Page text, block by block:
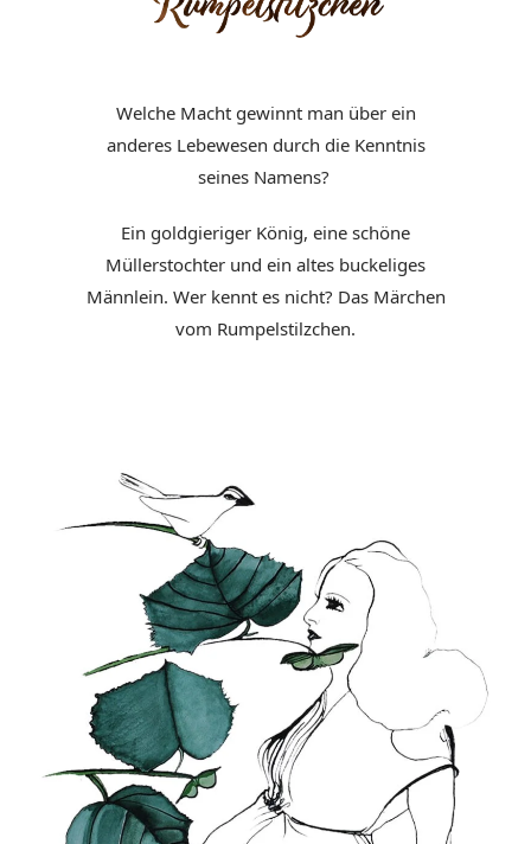
Welche Macht gewinnt man über ein
anderes Lebewesen durch die Kenntnis
seines Namens?
Ein goldgieriger König, eine schöne
Müllerstochter und ein altes buckeliges
Männlein. Wer kennt es nicht? Das Märchen
vom Rumpelstilzchen.